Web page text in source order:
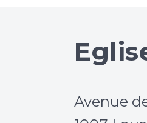
Avenue